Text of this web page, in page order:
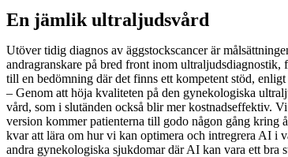
En jämlik ultraljudsvård
Utöver tidig diagnos av äggstockscancer är
andragranskare på bred front inom ultraljudsdiagnostik,
till en bedömning där det finns ett kompetent stöd,
– Genom att höja kvaliteten på den gynekologiska
vård, som i slutänden också blir mer kostnadseffektiv.
version kommer patienterna till godo någon gång kring
kvar att lära om hur vi kan optimera och intregrera AI i
andra gynekologiska sjukdomar där AI kan vara ett bra